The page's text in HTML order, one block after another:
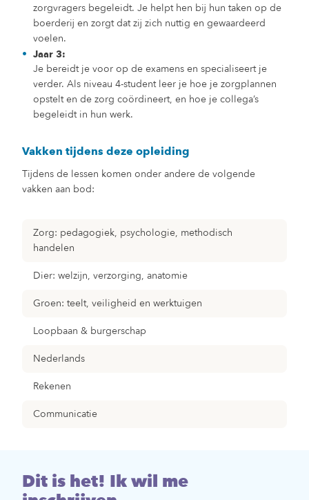
zorgvragers begeleidt. Je helpt hen bij hun taken op de
boerderij en zorgt dat zij zich nuttig en gewaardeerd
voelen.
Jaar 3:
Je bereidt je voor op de examens en specialiseert je
verder. Als niveau 4-student leer je hoe je zorgplannen
opstelt en de zorg coördineert, en hoe je collega’s
begeleidt in hun werk.
Vakken tijdens deze opleiding
Tijdens de lessen komen onder andere de volgende
vakken aan bod:
Zorg: pedagogiek, psychologie, methodisch
handelen
Dier: welzijn, verzorging, anatomie
Groen: teelt, veiligheid en werktuigen
Loopbaan & burgerschap
Nederlands
Rekenen
Communicatie
Dit is het! Ik wil me